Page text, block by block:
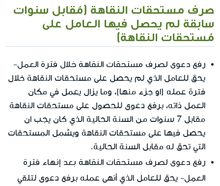
صرف مستحقات النقاهة (مُقابل سنوات
سابقة لم يحصل فيها العامل على
مُستحقات النقاهة)
رفع دعوى لصرف مستحقات النقاهة خلال فترة العمل -
يحق للعامل الذي لم يحصل على مستحقات النقاهة خلال
فترة عمله (او جزء منها)، وما يزال يعمل في مكان
العمل ذاته، برفع دعوى للحصول على مستحقات النقاهة
مقابل 7 سنوات من السنة الحالية الذي كان يجب ان
يحصل فيها على مستحقات النقاهة ويشمل المستحقات
التي تحق له مقابل السنة الحالية.
رفع دعوى لصرف مستحقات النقاهة بعد إنهاء فترة
العمل - يحق للعامل الذي أنهى عمله برفع دعوى لتلقي